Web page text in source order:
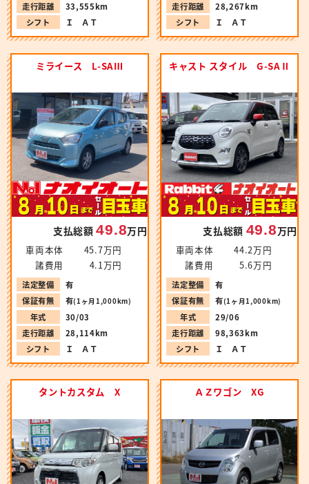
走行距離
33,555km
シフト
Ｉ ＡＴ
走行距離
28,267km
シフト
Ｉ ＡＴ
ミライース L-SAⅢ
支払総額49.8万円
車両本体
45.7万円
諸費用
4.1万円
法定整備
有
保証有無
有(1ヶ月1,000km)
年式
30/03
走行距離
28,114km
シフト
Ｉ ＡＴ
キャスト スタイル G-SAⅡ
支払総額 49.8万円
車両本体
44.2万円
諸費用
5.6万円
法定整備
有
保証有無
有(1ヶ月1,000km)
年式
29/06
走行距離
98,363km
シフト
Ｉ ＡＴ
タントカスタム X ＡＺワゴン XG